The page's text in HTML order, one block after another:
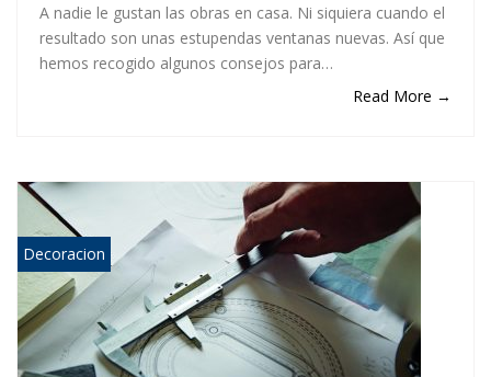
A nadie le gustan las obras en casa. Ni siquiera cuando el
resultado son unas estupendas ventanas nuevas. Así que
hemos recogido algunos consejos para…
Read More →
Decoracion